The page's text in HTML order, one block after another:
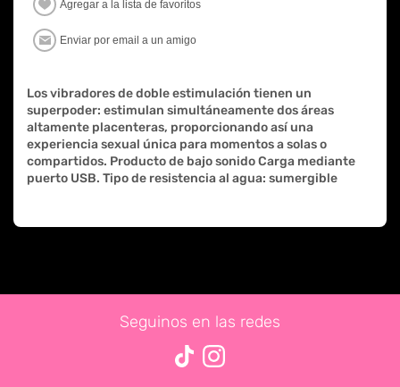
Los vibradores de doble estimulación tienen un
superpoder: estimulan simultáneamente dos áreas
altamente placenteras, proporcionando así una
experiencia sexual única para momentos a solas o
compartidos. Producto de bajo sonido Carga mediante
puerto USB. Tipo de resistencia al agua: sumergible
Seguinos en las redes